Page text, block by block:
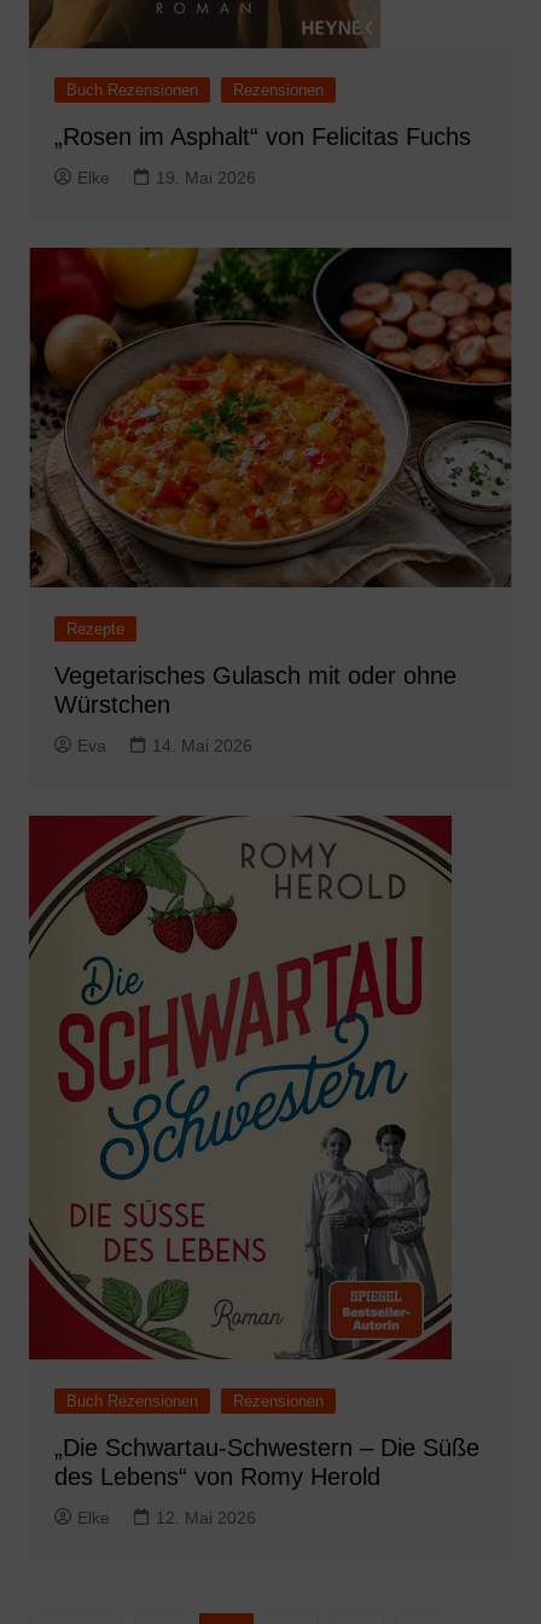
Buch Rezensionen Rezensionen
„Rosen im Asphalt“ von Felicitas Fuchs
Elke 19. Mai 2026
Rezepte
Vegetarisches Gulasch mit oder ohne
Würstchen
Eva 14. Mai 2026
Buch Rezensionen Rezensionen
„Die Schwartau-Schwestern – Die Süße
des Lebens“ von Romy Herold
Elke 12. Mai 2026